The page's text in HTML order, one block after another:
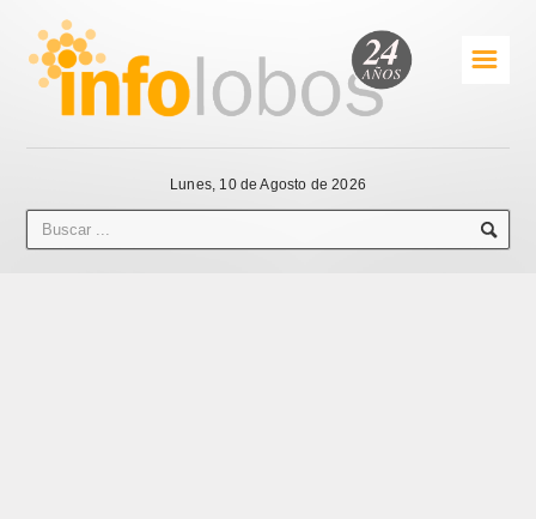
☰
Lunes, 10 de Agosto de 2026